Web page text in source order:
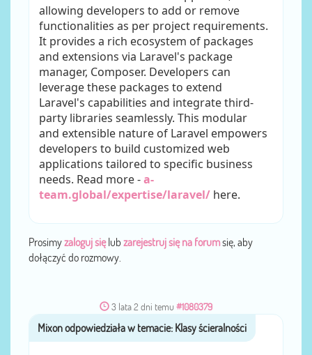
allowing developers to add or remove
functionalities as per project requirements.
It provides a rich ecosystem of packages
and extensions via Laravel's package
manager, Composer. Developers can
leverage these packages to extend
Laravel's capabilities and integrate third-
party libraries seamlessly. This modular
and extensible nature of Laravel empowers
developers to build customized web
applications tailored to specific business
needs. Read more -a-
team.global/expertise/laravel/ here.
Prosimyzaloguj sięlub zarejestruj się na forumsię, aby
dołączyć do rozmowy.
3 lata 2 dni temu #1080379
przezMixon